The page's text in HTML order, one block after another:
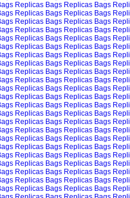
Replicas Bags Replicas Bags
Replicas Bags Replicas Bags
Replicas Bags Replicas Bags
Replicas Bags Replicas Bags
Replicas Bags Replicas Bags
Replicas Bags Replicas Bags
Replicas Bags Replicas Bags
Replicas Bags Replicas Bags
Replicas Bags Replicas Bags
Replicas Bags Replicas Bags
Replicas Bags Replicas Bags
Replicas Bags Replicas Bags
Replicas Bags Replicas Bags
Replicas Bags Replicas Bags
Replicas Bags Replicas Bags
Replicas Bags Replicas Bags
Replicas Bags Replicas Bags
Replicas Bags Replicas Bags
Replicas Bags Replicas Bags
Replicas Bags Replicas Bags
Replicas Bags Replicas Bags
Replicas Bags Replicas Bags
Replicas Bags Replicas Bags